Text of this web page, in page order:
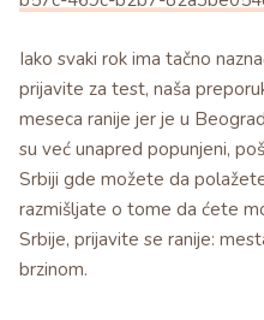
Iako svaki rok ima tačno
prijavite za test, naša
meseca ranije jer je u
su već unapred popunjeni,
Srbiji gde možete da
razmišljate o tome da ćete
Srbije, prijavite se ranije:
brzinom.